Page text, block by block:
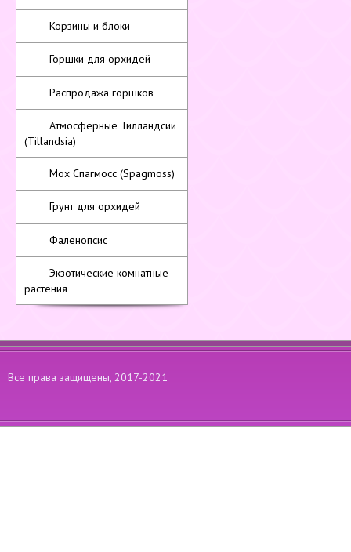
Корзины и блоки
Горшки для орхидей
Распродажа горшков
Атмосферные Тилландсии
(Tillandsia)
Мох Спагмосс (Spagmoss)
Грунт для орхидей
Фаленопсис
Экзотические комнатные
растения
Все права защищены, 2017-2021